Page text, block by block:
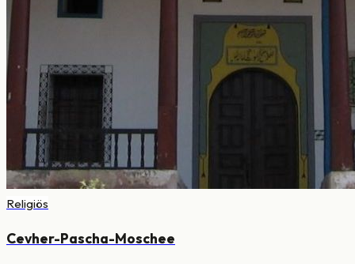
Religiös
Cevher-Pascha-Moschee